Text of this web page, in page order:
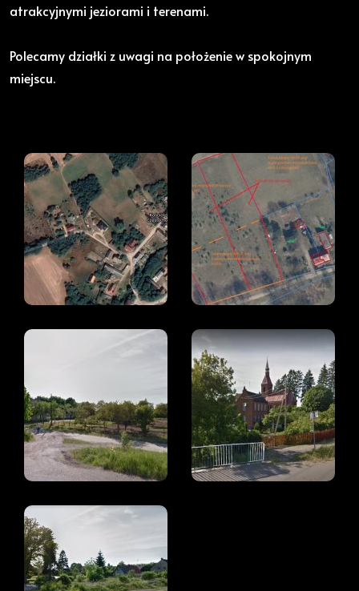
atrakcyjnymi jeziorami i terenami.
Polecamy działki z uwagi na położenie w spokojnym
miejscu.